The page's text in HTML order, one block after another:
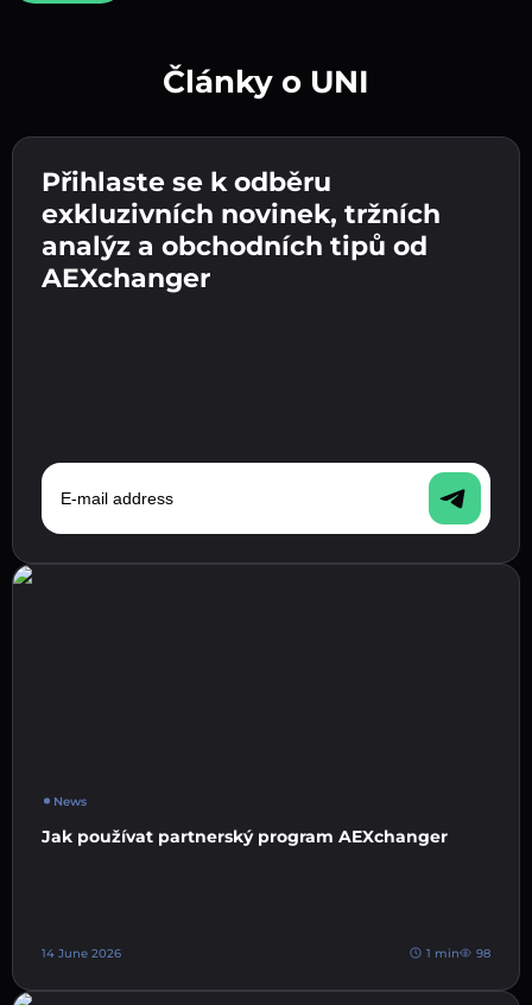
Zadejte adresu své kryptopeněženky 👉
pokračujte k dalšímu kroku.
Potvrďte svou totožnost 👉 pokračujte k
poslednímu kroku.
Odešlete vklad 👉 obdržíte kryptoměnu nebo
fiat měnu ve své peněžence.
Články o UNI
Přihlaste se k odběru
exkluzivních novinek, tržních
analýz a obchodních tipů od
AEXchanger
E-mail address
News
Jak používat partnerský program AEXchanger
14 June 2026 1 min 98